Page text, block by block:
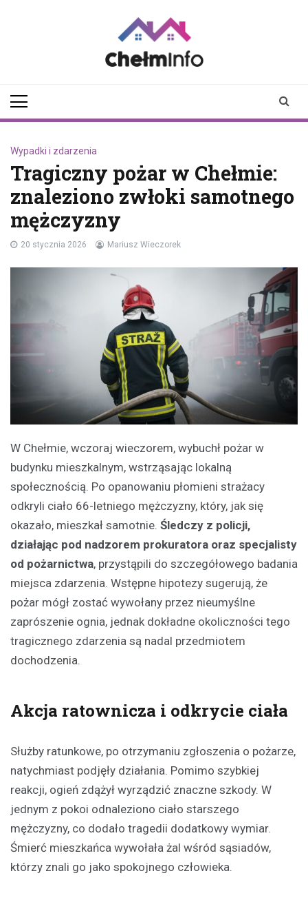
Wypadki i zdarzenia
Tragiczny pożar w Chełmie:
znaleziono zwłoki samotnego
mężczyzny
20 stycznia 2026 Mariusz Wieczorek
W Chełmie, wczoraj wieczorem, wybuchł pożar w
budynku mieszkalnym, wstrząsając lokalną
społecznością. Po opanowaniu płomieni strażacy
odkryli ciało 66-letniego mężczyzny, który, jak się
okazało, mieszkał samotnie. Śledczy z policji,
działając pod nadzorem prokuratora oraz specjalisty
od pożarnictwa, przystąpili do szczegółowego badania
miejsca zdarzenia. Wstępne hipotezy sugerują, że
pożar mógł zostać wywołany przez nieumyślne
zaprószenie ognia, jednak dokładne okoliczności tego
tragicznego zdarzenia są nadal przedmiotem
dochodzenia.
Akcja ratownicza i odkrycie ciała
Służby ratunkowe, po otrzymaniu zgłoszenia o pożarze,
natychmiast podjęły działania. Pomimo szybkiej
reakcji, ogień zdążył wyrządzić znaczne szkody. W
jednym z pokoi odnaleziono ciało starszego
mężczyzny, co dodało tragedii dodatkowy wymiar.
Śmierć mieszkańca wywołała żal wśród sąsiadów,
którzy znali go jako spokojnego człowieka.